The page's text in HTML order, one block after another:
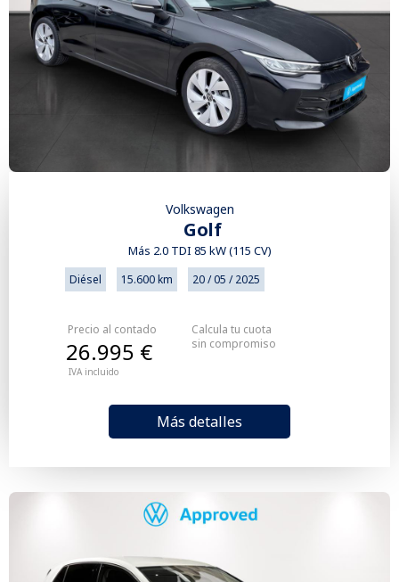
Volkswagen
Golf
Más 2.0 TDI 85 kW (115 CV)
Diésel 15.600 km 20 / 05 / 2025
Precio al contado
IVA incluido
26.995 €
Más detalles
Calcula tu cuota
sin compromiso